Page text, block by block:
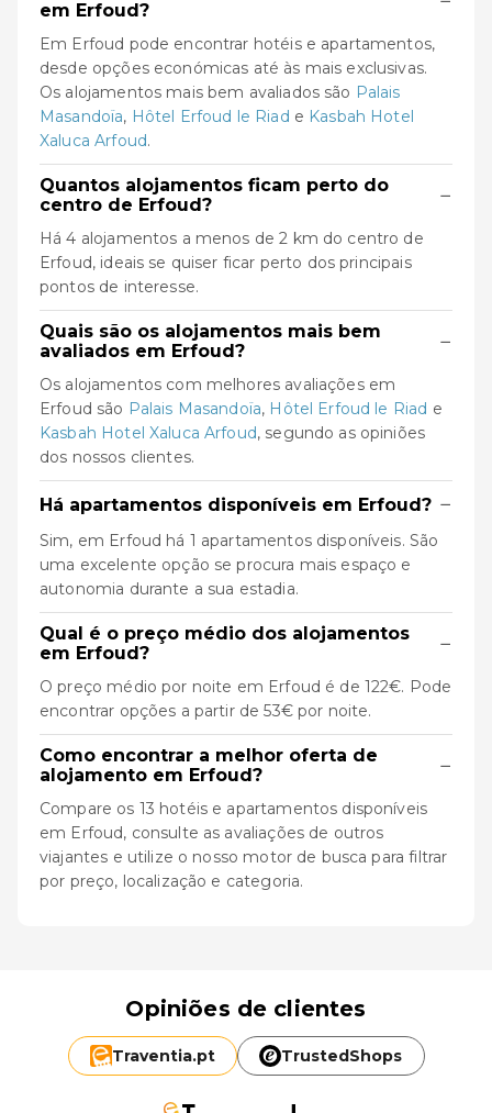
em Erfoud?
Em Erfoud pode encontrar hotéis e apartamentos,
desde opções económicas até às mais exclusivas.
Os alojamentos mais bem avaliados são Palais
Masandoïa, Hôtel Erfoud le Riad e Kasbah Hotel
Xaluca Arfoud.
Quantos alojamentos ficam perto do
centro de Erfoud?
−
Há 4 alojamentos a menos de 2 km do centro de
Erfoud, ideais se quiser ficar perto dos principais
pontos de interesse.
Quais são os alojamentos mais bem
avaliados em Erfoud?
−
Os alojamentos com melhores avaliações em
Erfoud são Palais Masandoïa, Hôtel Erfoud le Riad e
Kasbah Hotel Xaluca Arfoud, segundo as opiniões
dos nossos clientes.
Há apartamentos disponíveis em Erfoud? −
Sim, em Erfoud há 1 apartamentos disponíveis. São
uma excelente opção se procura mais espaço e
autonomia durante a sua estadia.
Qual é o preço médio dos alojamentos
em Erfoud?
−
O preço médio por noite em Erfoud é de 122€. Pode
encontrar opções a partir de 53€ por noite.
Como encontrar a melhor oferta de
alojamento em Erfoud?
−
Compare os 13 hotéis e apartamentos disponíveis
em Erfoud, consulte as avaliações de outros
viajantes e utilize o nosso motor de busca para filtrar
por preço, localização e categoria.
Opiniões de clientes
Traventia.pt TrustedShops